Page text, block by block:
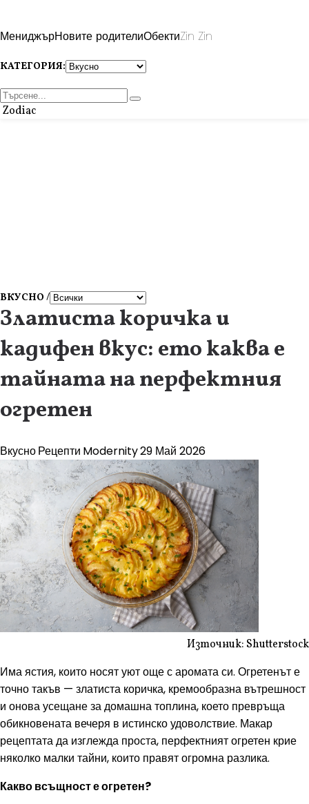
МениджърНовите родителиОбектиZin Zin
КАТЕГОРИЯ:
Zodiac
ВКУСНО /
Златиста коричка и
кадифен вкус: ето каква е
тайната на перфектния
огретен
ВкусноРецепти Modernity29 Май 2026
Източник: Shutterstock
Има ястия, които носят уют още с аромата си. Огретенът е
точно такъв — златиста коричка, кремообразна вътрешност
и онова усещане за домашна топлина, което превръща
обикновената вечеря в истинско удоволствие. Макар
рецептата да изглежда проста, перфектният огретен крие
няколко малки тайни, които правят огромна разлика.
Какво всъщност е огретен?